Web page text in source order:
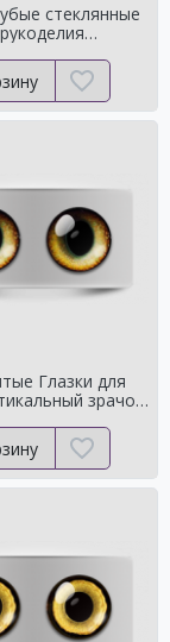
стеклянные
Глазки для
зрачок